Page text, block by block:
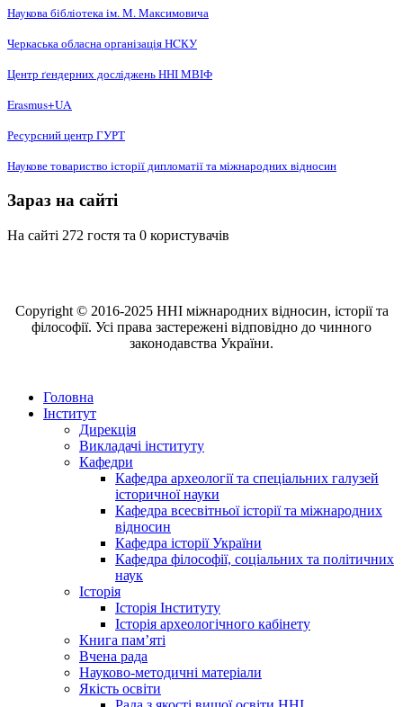
Наукова бібліотека ім. М. Максимовича
Черкаська обласна організація НCКУ
Центр ґендерних досліджень ННІ МВІФ
Erasmus+UA
Ресурсний центр ГУРТ
Наукове товариство історії дипломатії та міжнародних відносин
Зараз на сайті
На сайті 272 гостя та 0 користувачів
Copyright © 2016-2025 ННІ міжнародних відносин, історії та
філософії. Усі права застережені відповідно до чинного
законодавства України.
Головна
Інститут
Дирекція
Викладачі інституту
Кафедри
Кафедра археології та спеціальних галузей
історичної науки
Кафедра всесвітньої історії та міжнародних
відносин
Кафедра історії України
Кафедра філософії, соціальних та політичних
наук
Історія
Історія Інституту
Історія археологічного кабінету
Книга памʼяті
Вчена рада
Науково-методичні матеріали
Якість освіти